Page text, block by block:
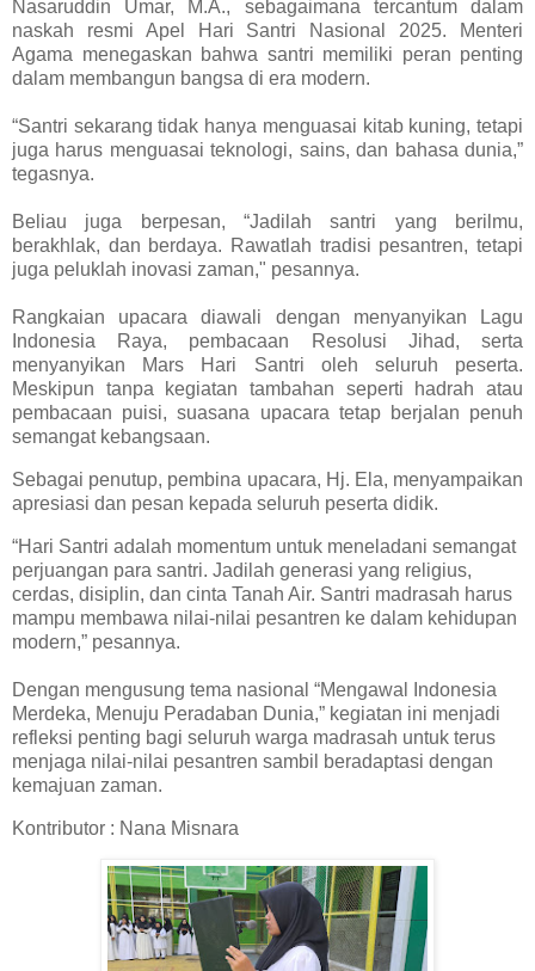
Nasaruddin Umar, M.A., sebagaimana tercantum dalam
naskah resmi Apel Hari Santri Nasional 2025. Menteri
Agama menegaskan bahwa santri memiliki peran penting
dalam membangun bangsa di era modern.
“Santri sekarang tidak hanya menguasai kitab kuning, tetapi
juga harus menguasai teknologi, sains, dan bahasa dunia,”
tegasnya.
Beliau juga berpesan, “Jadilah santri yang berilmu,
berakhlak, dan berdaya. Rawatlah tradisi pesantren, tetapi
juga peluklah inovasi zaman," pesannya.
Rangkaian upacara diawali dengan menyanyikan Lagu
Indonesia Raya, pembacaan Resolusi Jihad, serta
menyanyikan Mars Hari Santri oleh seluruh peserta.
Meskipun tanpa kegiatan tambahan seperti hadrah atau
pembacaan puisi, suasana upacara tetap berjalan penuh
semangat kebangsaan.
Sebagai penutup, pembina upacara, Hj. Ela, menyampaikan
apresiasi dan pesan kepada seluruh peserta didik.
“Hari Santri adalah momentum untuk meneladani semangat
perjuangan para santri. Jadilah generasi yang religius,
cerdas, disiplin, dan cinta Tanah Air. Santri madrasah harus
mampu membawa nilai-nilai pesantren ke dalam kehidupan
modern,” pesannya.
Dengan mengusung tema nasional “Mengawal Indonesia
Merdeka, Menuju Peradaban Dunia,” kegiatan ini menjadi
refleksi penting bagi seluruh warga madrasah untuk terus
menjaga nilai-nilai pesantren sambil beradaptasi dengan
kemajuan zaman.
Kontributor : Nana Misnara